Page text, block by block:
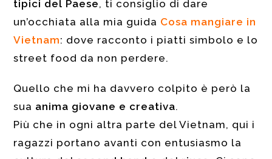
tipici del Paese, ti consiglio di dare
un’occhiata alla mia guida Cosa mangiare in
Vietnam: dove racconto i piatti simbolo e lo
street food da non perdere.
Quello che mi ha davvero colpito è però la
sua anima giovane e creativa.
Più che in ogni altra parte del Vietnam, qui i
ragazzi portano avanti con entusiasmo la